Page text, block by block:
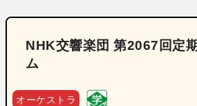
NHK交響楽団 第2067回定
ム
オーケストラ